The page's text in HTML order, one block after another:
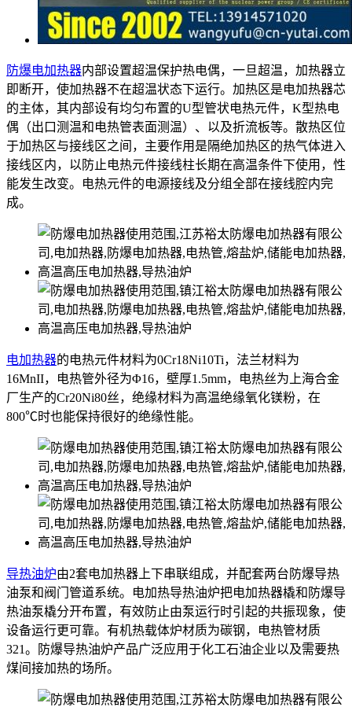
防爆电加热器内部设置超温保护热电偶，一旦超温，加热器立
即断开，使加热器不在超温状态下运行。加热区是电加热器芯
的主体，其内部设有均匀布置的U型管状电热元件，K型热电
偶（出口测温和电热管表面测温）、以及折流板等。散热区位
于加热区与接线区之间，主要作用是隔绝加热区的热气体进入
接线区内，以防止电热元件接线柱长期在高温条件下使用，性
能发生改变。电热元件的电源接线及分组全部在接线腔内完
成。
电加热器的电热元件材料为0Cr18Ni10Ti，法兰材料为
16MnII，电热管外径为Φ16，壁厚1.5mm，电热丝为上海合金
厂生产的Cr20Ni80丝，绝缘材料为高温绝缘氧化镁粉，在
800℃时也能保持很好的绝缘性能。
导热油炉由2套电加热器上下串联组成，并配套两台防爆导热
油泵和阀门管道系统。电加热导热油炉把电加热器橇和防爆导
热油泵橇分开布置，有效防止由泵运行时引起的共振现象，使
设备运行更可靠。有机热载体炉材质为碳钢，电热管材质
321。防爆导热油炉产品广泛应用于化工石油企业以及需要热
煤间接加热的场所。